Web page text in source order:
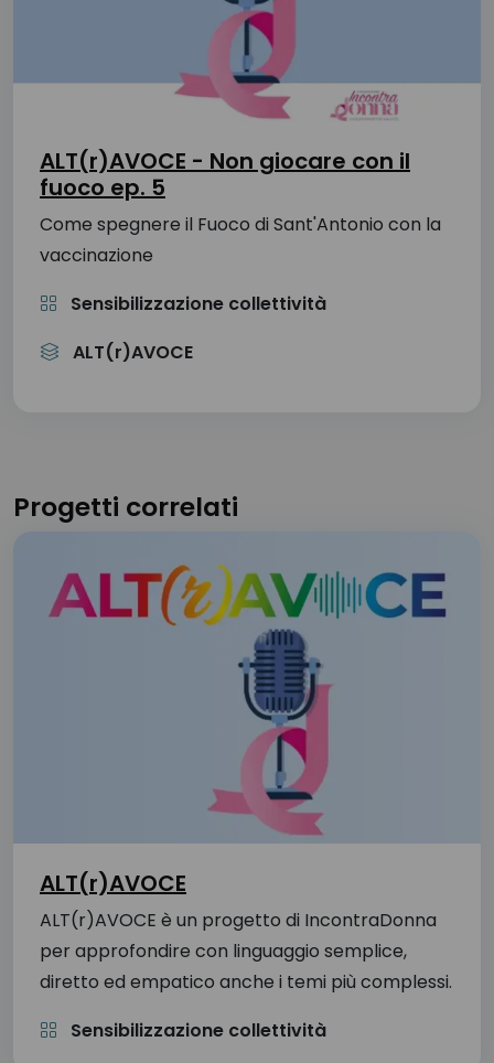
ALT(r)AVOCE - Non giocare con il
fuoco ep. 5
Come spegnere il Fuoco di Sant'Antonio con la
vaccinazione
Sensibilizzazione collettività
ALT(r)AVOCE
Progetti correlati
ALT(r)AVOCE
ALT(r)AVOCE è un progetto di IncontraDonna
per approfondire con linguaggio semplice,
diretto ed empatico anche i temi più complessi.
Sensibilizzazione collettività